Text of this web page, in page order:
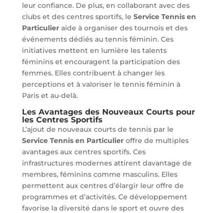
leur confiance. De plus, en collaborant avec des
clubs et des centres sportifs, le Service Tennis en
Particulieraide à organiser des tournois et des
événements dédiés au tennis féminin. Ces
initiatives mettent en lumière les talents
féminins et encouragent la participation des
femmes. Elles contribuent à changer les
perceptions et à valoriser le tennis féminin à
Paris et au-delà.
Les Avantages des Nouveaux Courts pour
les Centres Sportifs
L’ajout de nouveaux courts de tennis par le
Service Tennis en Particulieroffre de multiples
avantages aux centres sportifs. Ces
infrastructures modernes attirent davantage de
membres, féminins comme masculins. Elles
permettent aux centres d’élargir leur offre de
programmes et d’activités. Ce développement
favorise la diversité dans le sport et ouvre des